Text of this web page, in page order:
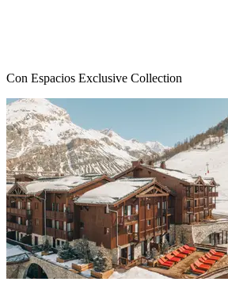
Con Espacios Exclusive Collection